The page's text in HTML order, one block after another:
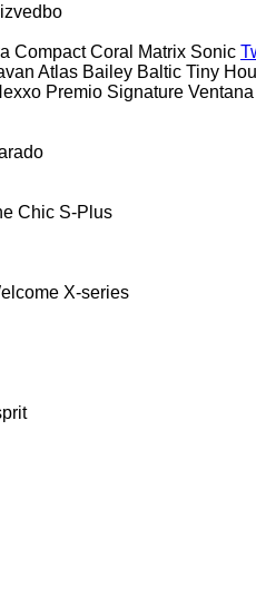
Compact Coral Matrix Sonic
Atlas Bailey Baltic Tiny
Premio Signature Ventana
Chic S-Plus
X-series